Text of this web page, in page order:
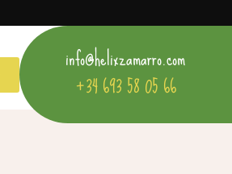
info@helixzamarro.com
+34 693 58 05 66